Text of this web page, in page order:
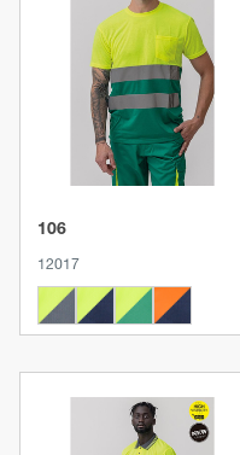
Produkt anzeigen
106
12017